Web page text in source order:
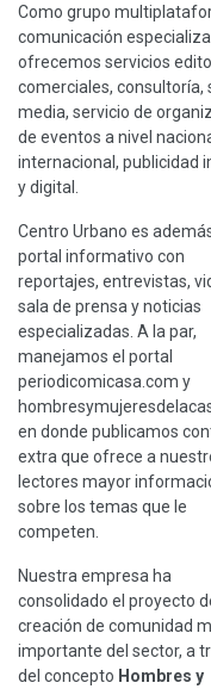
Como grupo
comunicación
ofrecemos servicios
comerciales, consultoría,
media, servicio de
de eventos a nivel
internacional, publicidad
y digital.
Centro Urbano es
portal informativo con
reportajes, entrevistas,
sala de prensa y noticias
especializadas. A la par,
manejamos el portal
periodicomicasa.com y
en donde publicamos
extra que ofrece a
lectores mayor
sobre los temas que le
competen.
Nuestra empresa ha
consolidado el proyecto
creación de comunidad
importante del sector, a
del concepto Hombres y